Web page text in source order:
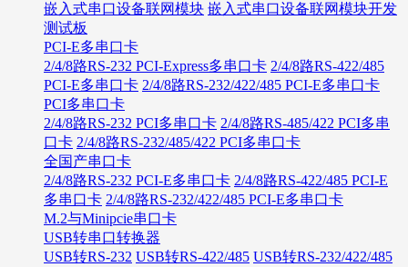
嵌入式串口设备联网模块 嵌入式串口设备联网模块开发
测试板
PCI-E多串口卡
2/4/8路RS-232 PCI-Express多串口卡 2/4/8路RS-422/485
PCI-E多串口卡 2/4/8路RS-232/422/485 PCI-E多串口卡
PCI多串口卡
2/4/8路RS-232 PCI多串口卡 2/4/8路RS-485/422 PCI多串
口卡 2/4/8路RS-232/485/422 PCI多串口卡
全国产串口卡
2/4/8路RS-232 PCI-E多串口卡 2/4/8路RS-422/485 PCI-E
多串口卡 2/4/8路RS-232/422/485 PCI-E多串口卡
M.2与Minipcie串口卡
USB转串口转换器
USB转RS-232 USB转RS-422/485 USB转RS-232/422/485